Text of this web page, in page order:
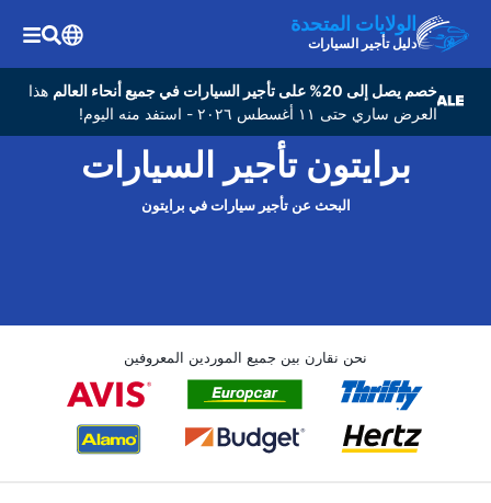
الولايات المتحدة
دليل تأجير السيارات
خصم يصل إلى 20% على تأجير السيارات في جميع أنحاء العالم
هذا
العرض ساري حتى ١١ أغسطس ٢٠٢٦ - استفد منه اليوم!
برايتون تأجير السيارات
البحث عن تأجير سيارات في برايتون
نحن نقارن بين جميع الموردين المعروفين